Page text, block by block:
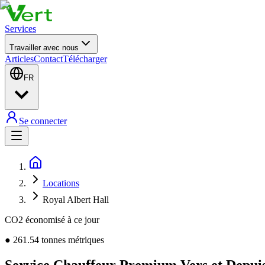
Services
Travailler avec nous
ArticlesContactTélécharger
FR
Se connecter
Locations
Royal Albert Hall
CO2 économisé à ce jour
● 261.54 tonnes métriques